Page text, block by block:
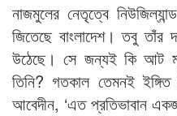
নাজমুলের নেতৃত্বে
জিতেছে বাংলাদেশ। তবু তাঁর
উঠেছে। সে জন্যই কি আট
তিনি? গতকাল তেমনই ইঙ্গিত
আবেদীন, ‘এত প্রতিভাবান